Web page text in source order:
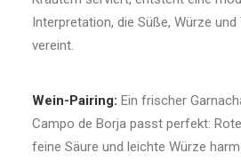
Interpretation, die Süße, Würze
vereint.
Wein-Pairing: Ein frischer
Campo de Borja passt perfekt:
feine Säure und leichte Würze